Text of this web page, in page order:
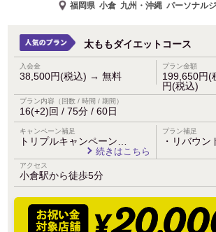
福岡県 小倉 九州・沖縄 パーソナル
太ももダイエットコース
入会金
38,500円(税込) → 無料
プラン金額
199,650円(
円(税込)
プラン内容（回数 / 時間 / 期間）
16(+2)回 / 75分 / 60日
キャンペーン補足
トリプルキャンペーン…
続きはこちら
プラン補足
・リバウン
アクセス
小倉駅から徒歩5分